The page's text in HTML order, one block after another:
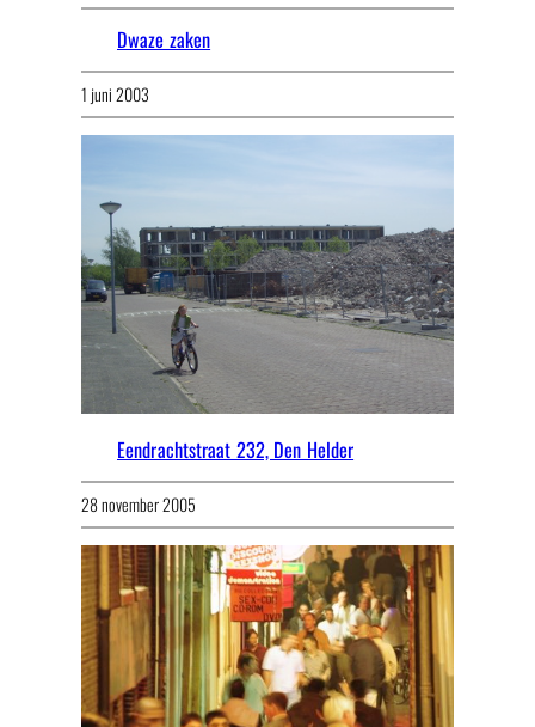
Dwaze zaken
1 juni 2003
Eendrachtstraat 232, Den Helder
28 november 2005